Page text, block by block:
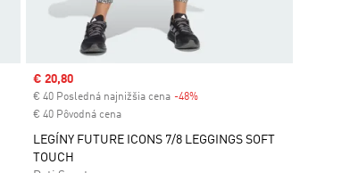
Sale price
€ 20,80
€ 40 Posledná najnižšia cena -48%Discount
€ 40 Pôvodná cena
LEGÍNY FUTURE ICONS 7/8 LEGGINGS SOFT
TOUCH